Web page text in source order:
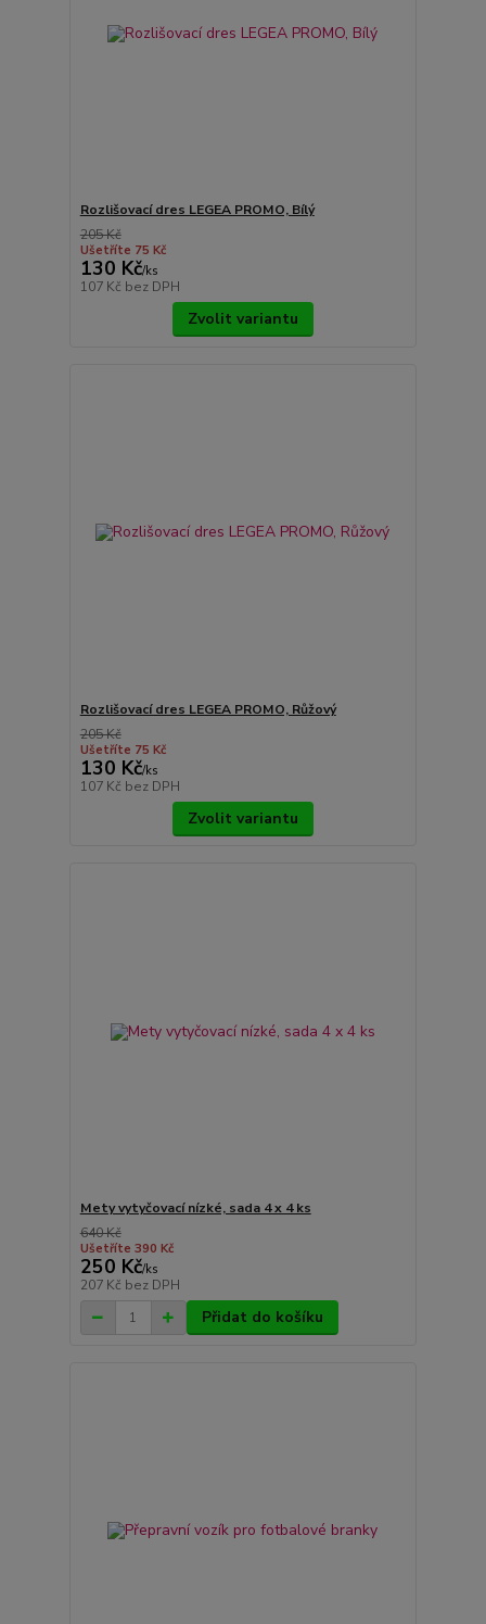
Rozlišovací dres LEGEA PROMO, Bílý
205 Kč
Ušetříte 75 Kč
130 Kč/ks
107 Kč bez DPH
Zvolit variantu
Rozlišovací dres LEGEA PROMO, Růžový
205 Kč
Ušetříte 75 Kč
130 Kč/ks
107 Kč bez DPH
Zvolit variantu
Mety vytyčovací nízké, sada 4 x 4 ks
640 Kč
Ušetříte 390 Kč
250 Kč/ks
207 Kč bez DPH
Přidat do košíku